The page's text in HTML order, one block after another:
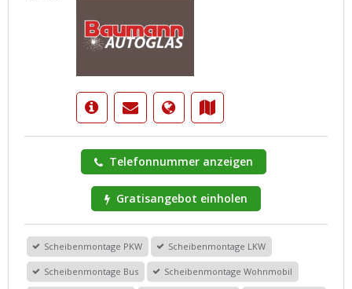
Telefonnummer anzeigen
Gratisangebot einholen
Scheibenmontage PKW Scheibenmontage LKW
Scheibenmontage Bus Scheibenmontage Wohnmobil